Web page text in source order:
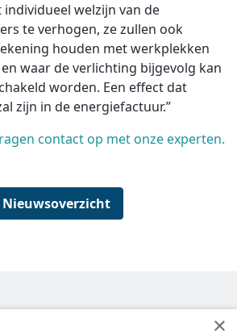
welzijn van de
te verhogen, ze zullen ook
houden met werkplekken
waar de verlichting bijgevolg kan
worden. Een effect dat
zijn in de energiefactuur.”
contact op met onze experten.
Nieuwsoverzicht
3001 Heverlee
×